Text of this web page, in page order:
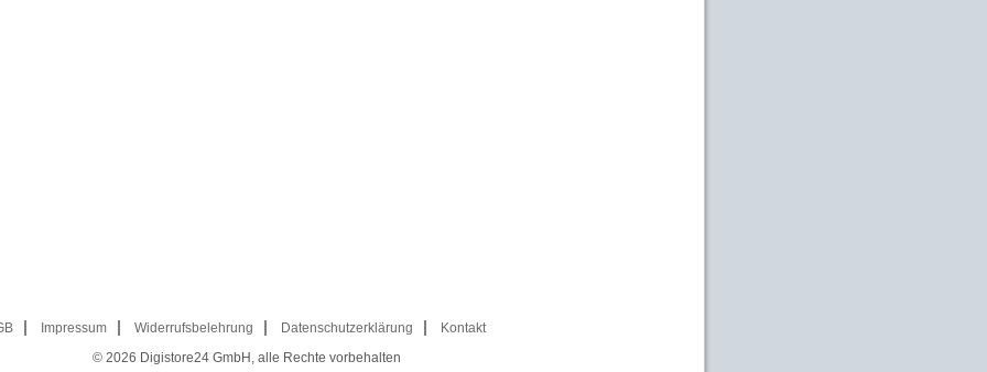
Impressum Widerrufsbelehrung Datenschutzerklärung
Kontakt
© 2026 Digistore24 GmbH, alle Rechte vorbehalten